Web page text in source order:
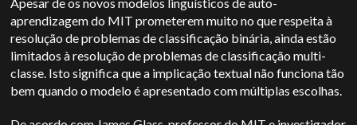
aprendizagem do MIT prometerem muito no que respeita à
resolução de problemas de classificação binária, ainda estão
limitados à resolução de problemas de classificação multi-
classe. Isto significa que a implicação textual não funciona tão
bem quando o modelo é apresentado com múltiplas escolhas.